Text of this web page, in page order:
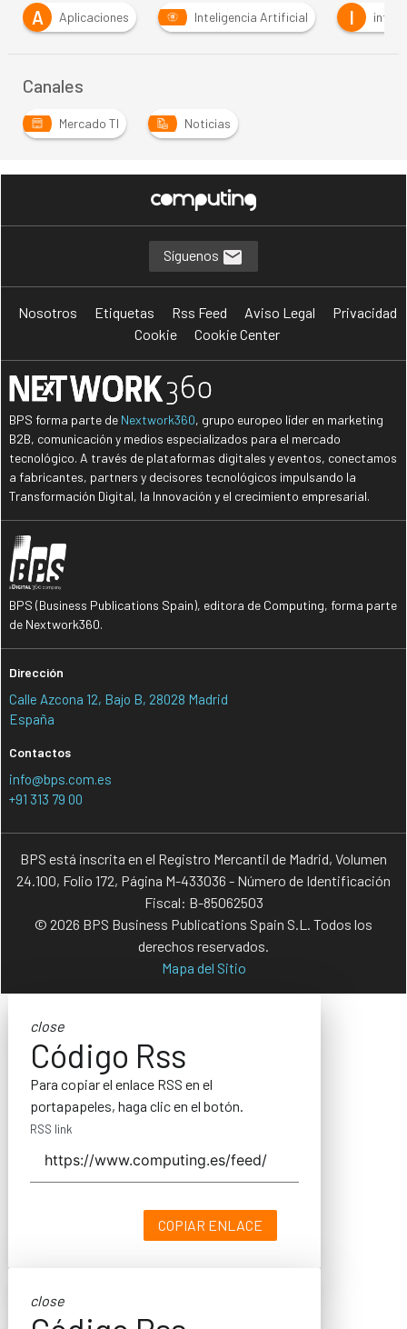
A
Aplicaciones Inteligencia Artificial I internet
Canales
Mercado TI Noticias
Síguenos
Nosotros Etiquetas Rss Feed Aviso Legal
Privacidad
Cookie
Cookie Center
BPS forma parte de Nextwork360, grupo europeo líder en marketing
B2B, comunicación y medios especializados para el mercado
tecnológico. A través de plataformas digitales y eventos, conectamos
a fabricantes, partners y decisores tecnológicos impulsando la
Transformación Digital, la Innovación y el crecimiento empresarial.
BPS (Business Publications Spain), editora de Computing, forma parte
de Nextwork360.
Dirección
Calle Azcona 12, Bajo B, 28028 Madrid
España
Contactos
info@bps.com.es
+91 313 79 00
BPS está inscrita en el Registro Mercantil de Madrid, Volumen
24.100, Folio 172, Página M-433036 - Número de Identificación
Fiscal: B-85062503
© 2026 BPS Business Publications Spain S.L. Todos los
derechos reservados.
Mapa del Sitio
close
Código Rss
Para copiar el enlace RSS en el
portapapeles, haga clic en el botón.
RSS link
COPIAR ENLACE
close